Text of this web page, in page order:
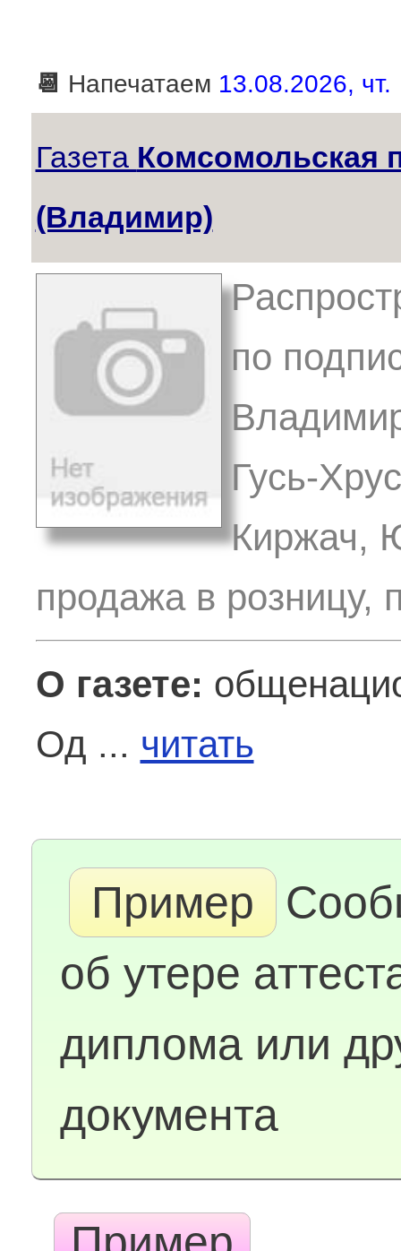
📆 Напечатаем 13.08.2026, чт.
Газета Комсомольская
(Владимир)
по
Гусь-
Киржач,
продажа в розницу,
О газете:
Од ... читать
Пример
об утере
диплома или
документа